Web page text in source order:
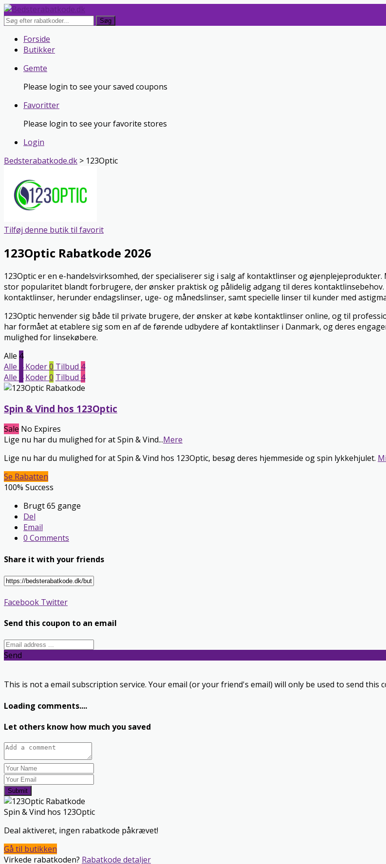
Søg
Skip Forside
Butikker
Gemte
Please login to see your saved coupons
Favoritter
Please login to see your favorite stores
Login
Bedsterabatkode.dk > 123Optic
Tilføj denne butik til favorit
123Optic Rabatkode 2026
123Optic er en e-handelsvirksomhed, der specialiserer sig i salg af kontaktlinser og
stor popularitet blandt forbrugere, der ønsker praktisk og pålidelig adgang til deres
kontaktlinser, herunder endagslinser, uge- og månedslinser, samt specielle linser til kunder med
123Optic henvender sig både til private brugere, der ønsker at købe kontaktlinser online, og til
har formået at etablere sig som en af de førende udbydere af kontaktlinser i Danmark, og deres
mulighed for linsekøbere.
Alle 4
Alle
Koder0 Tilbud 4
Alle
Koder0 Tilbud 4
Spin & Vind hos 123Optic
Sale No Expires
Lige nu har du mulighed for at Spin & Vind...Mere
Lige nu har du mulighed for at Spin & Vind hos 123Optic, besøg deres hjemmeside og spin lykkehjulet.
Se Rabatten
100% Success
Brugt 65 gange
Del
Email
0 Comments
Share it with your friends
Facebook Twitter
Send this coupon to an email
Send
This is not a email subscription service. Your email (or your friend's email) will only be used to send this
Loading comments....
Let others know how much you saved
Submit
Spin & Vind hos 123Optic
Deal aktiveret, ingen rabatkode påkrævet!
Gå til butikken
Virkede rabatkoden? Rabatkode detaljer